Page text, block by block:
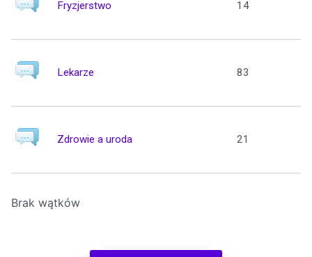
Fryzjerstwo 14
Lekarze 83
Zdrowie a uroda 21
Brak wątków